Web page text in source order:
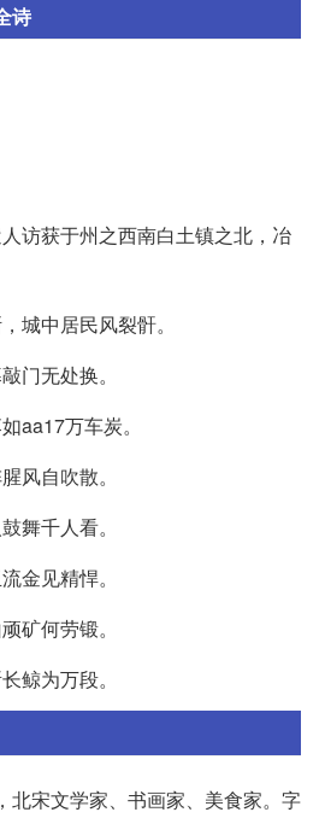
诗
访获于州之西南白土镇之北，冶
城中居民风裂骭。
门无处换。
aa17万车炭。
风自吹散。
舞千人看。
金见精悍。
矿何劳锻。
鲸为万段。
北宋文学家、书画家、美食家。字